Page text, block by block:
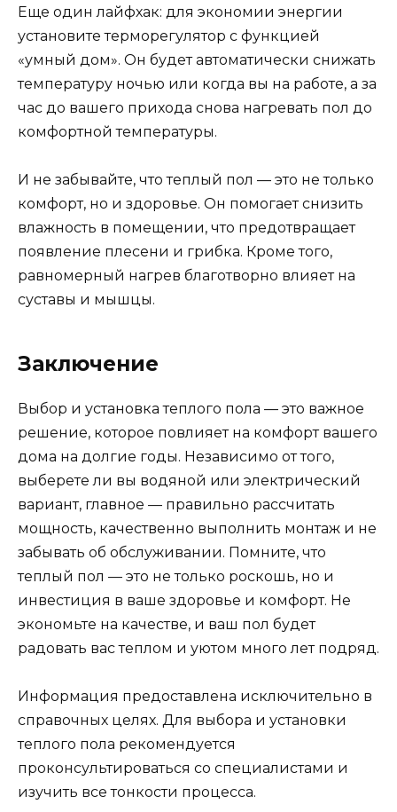
Еще один лайфхак: для экономии энергии
установите терморегулятор с функцией
«умный дом». Он будет автоматически снижать
температуру ночью или когда вы на работе, а за
час до вашего прихода снова нагревать пол до
комфортной температуры.
И не забывайте, что теплый пол — это не только
комфорт, но и здоровье. Он помогает снизить
влажность в помещении, что предотвращает
появление плесени и грибка. Кроме того,
равномерный нагрев благотворно влияет на
суставы и мышцы.
Заключение
Выбор и установка теплого пола — это важное
решение, которое повлияет на комфорт вашего
дома на долгие годы. Независимо от того,
выберете ли вы водяной или электрический
вариант, главное — правильно рассчитать
мощность, качественно выполнить монтаж и не
забывать об обслуживании. Помните, что
теплый пол — это не только роскошь, но и
инвестиция в ваше здоровье и комфорт. Не
экономьте на качестве, и ваш пол будет
радовать вас теплом и уютом много лет подряд.
Информация предоставлена исключительно в
справочных целях. Для выбора и установки
теплого пола рекомендуется
проконсультироваться со специалистами и
изучить все тонкости процесса.